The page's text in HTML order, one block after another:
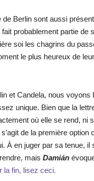
de Berlin sont aussi
probablement partie de
soi les chagrins du
le plus heureux de
et Candela, nous voyons
unique. Bien que la
où elle se rend, ni
de la première
À en juger par sa tenue, il
mais Damián
la fin, lisez ceci.